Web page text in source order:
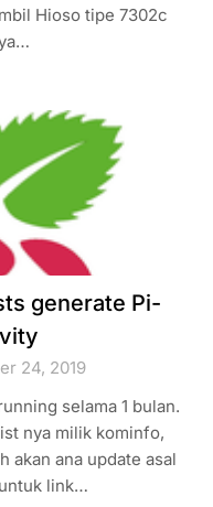
Hioso tipe 7302c
generate Pi-
24, 2019
selama 1 bulan.
nya milik kominfo,
akan ana update asal
link…